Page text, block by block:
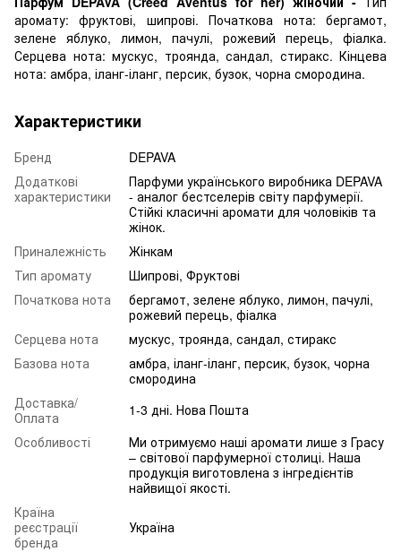
аромату: фруктові, шипрові. Початкова нота: бергамот,
зелене яблуко, лимон, пачулі, рожевий перець, фіалка.
Серцева нота: мускус, троянда, сандал, стиракс. Кінцева
нота: амбра, іланг-іланг, персик, бузок, чорна смородина.
Характеристики
Бренд
DEPAVA
Додаткові
характеристики
Парфуми українського виробника DEPAVA
- аналог бестселерів світу парфумерії.
Стійкі класичні аромати для чоловіків та
жінок.
Приналежність
Жінкам
Тип аромату
Шипрові, Фруктові
Початкова нота
бергамот, зелене яблуко, лимон, пачулі,
рожевий перець, фіалка
Серцева нота
мускус, троянда, сандал, стиракс
Базова нота
амбра, іланг-іланг, персик, бузок, чорна
смородина
Доставка/
Оплата
1-3 дні. Нова Пошта
Особливості
Ми отримуємо наші аромати лише з Грасу
– світової парфумерної столиці. Наша
продукція виготовлена з інгредієнтів
найвищої якості.
Країна
реєстрації
бренда
Україна